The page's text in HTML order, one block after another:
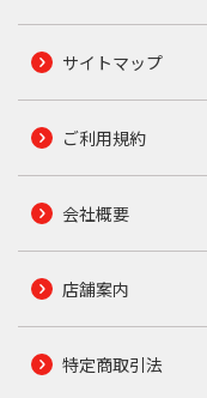
サイトマップ
ご利用規約
会社概要
店舗案内
特定商取引法